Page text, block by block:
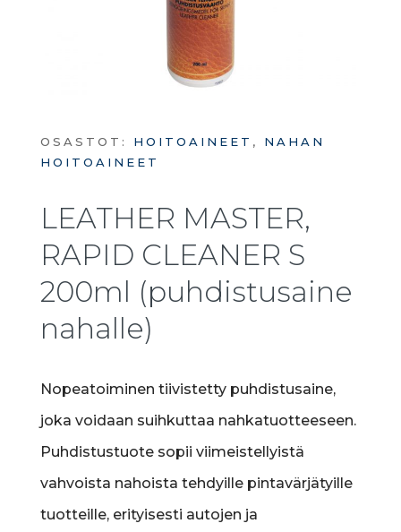
OSASTOT: HOITOAINEET , NAHAN
HOITOAINEET
LEATHER MASTER,
RAPID CLEANER S
200ml (puhdistusaine
nahalle)
Nopeatoiminen tiivistetty puhdistusaine,
joka voidaan suihkuttaa nahkatuotteeseen.
Puhdistustuote sopii viimeistellyistä
vahvoista nahoista tehdyille pintavärjätyille
tuotteille, erityisesti autojen ja